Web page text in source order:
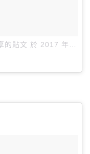
的貼文 於 2017 年 3月 月 19 9:08上午 PDT